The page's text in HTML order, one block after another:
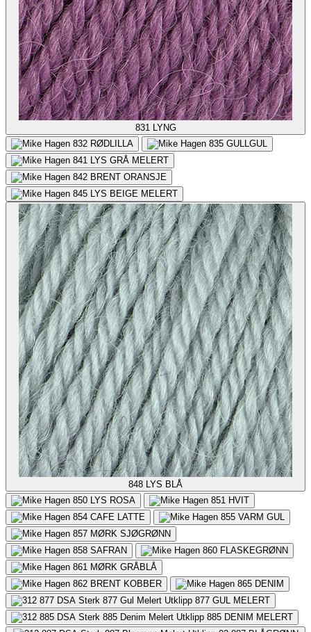
831 LYNG
832 RØDLILLA 835 GULLGUL
841 LYS GRÅ MELERT
842 BRENT ORANSJE
845 LYS BEIGE MELERT
848 LYS BLÅ
850 LYS ROSA 851 HVIT
854 CAFE LATTE 855 VARM GUL
857 MØRK SJØGRØNN
858 SAFRAN 860 FLASKEGRØNN
861 MØRK GRÅBLÅ
862 BRENT KOBBER 865 DENIM
877 GUL MELERT
885 DENIM MELERT